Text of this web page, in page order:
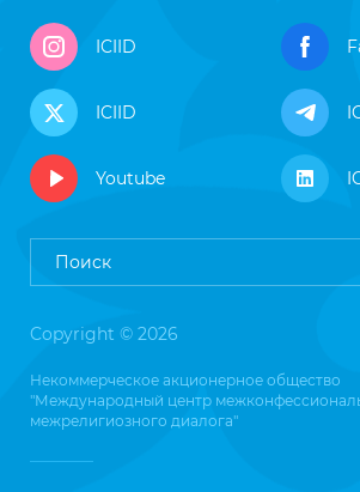
ICIID
ICIID
Youtube
Copyright © 2026
Некоммерческое акционерное общество
"Международный центр
межрелигиозного диалога"